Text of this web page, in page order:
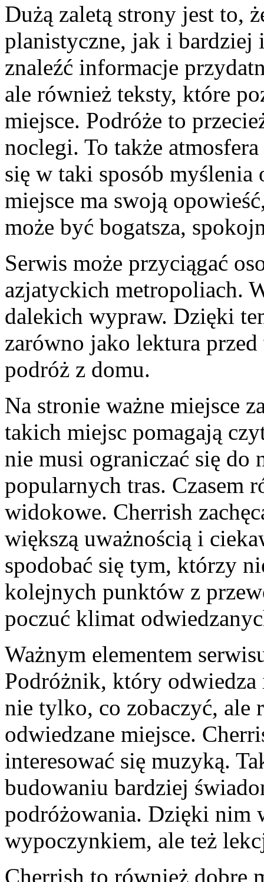
Dużą zaletą strony jest to,
planistyczne, jak i bardziej
znaleźć informacje
ale również teksty, które
miejsce. Podróże to
noclegi. To także
się w taki sposób myślenia
miejsce ma swoją
może być bogatsza,
Serwis może przyciągać
azjatyckich metropoliach.
dalekich wypraw. Dzięki
zarówno jako lektura
podróż z domu.
Na stronie ważne miejsce
takich miejsc pomagają
nie musi ograniczać się do
popularnych tras. Czasem
widokowe. Cherrish
większą uważnością i
spodobać się tym, którzy
kolejnych punktów z
poczuć klimat
Ważnym elementem
Podróżnik, który odwiedza
nie tylko, co zobaczyć, ale
odwiedzane miejsce.
interesować się muzyką.
budowaniu bardziej
podróżowania. Dzięki nim
wypoczynkiem, ale też
Cherrish to również dobre